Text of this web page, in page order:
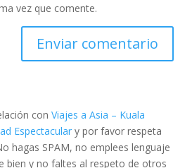
vez que comente.
con Viajes a Asia – Kuala
Espectacular y por favor respeta
hagas SPAM, no emplees lenguaje
bien y no faltes al respeto de otros